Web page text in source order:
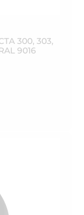
300, 303,
9016